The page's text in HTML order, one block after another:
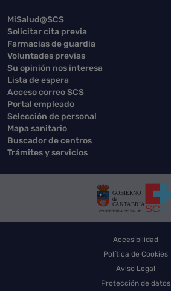
MiSalud@SCS
Solicitar cita previa
Farmacias de guardia
Voluntades previas
Su opinión nos interesa
Lista de espera
Acceso correo SCS
Portal empleado
Selección de personal
Mapa sanitario
Buscador de centros
Trámites y servicios
Accesibilidad
Política de Cookies
Aviso Legal
Protección de datos